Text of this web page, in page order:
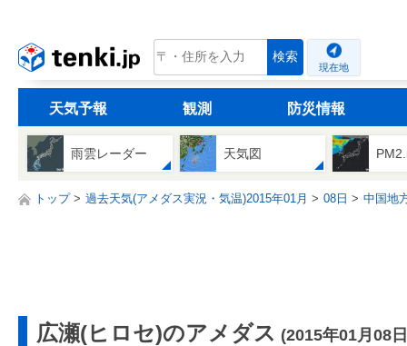
tenki.jp 検索
現在地
天気予報 観測 防災情報
雨雲レーダー 天気図
トップ 過去天気(アメダス実況・気温)2015年01月 08日 中国地
広瀬(ヒロセ)のアメダス (2015年01月08